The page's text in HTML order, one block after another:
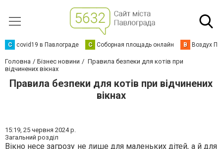
C covid19 в Павлограде С Соборная площадь онлайн В Воздух
Головна Бізнес новини
Правила безпеки для котів при
відчинених вікнах
Правила безпеки для котів при відчинених
вікнах
15:19, 25 червня 2024 р.
Загальний розділ
Вікно несе загрозу не лише для маленьких дітей, а й для